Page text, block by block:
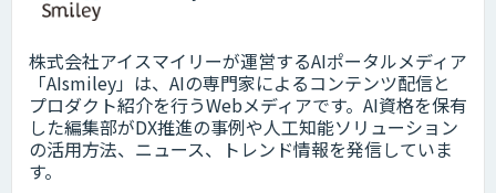
株式会社アイスマイリーが運営するAIポータルメディア
「AIsmiley」は、AIの専門家によるコンテンツ配信と
プロダクト紹介を行うWebメディアです。AI資格を保有
した編集部がDX推進の事例や人工知能ソリューション
の活用方法、ニュース、トレンド情報を発信していま
す。